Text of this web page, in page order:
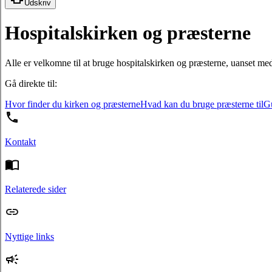
Udskriv
Hospitalskirken og præsterne
Alle er velkomne til at bruge hospitalskirken og præsterne, uanset
Gå direkte til:
Hvor finder du kirken og præsterneHvad kan du bruge præsterne til
Kontakt
Relaterede sider
Nyttige links